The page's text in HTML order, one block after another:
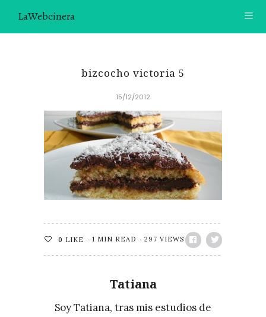
LaWebcinera
CONTACTO
SOBRE MÍ
¿TE GUSTARÍA UNIRTE A NUESTRA AVENTURA GASTRON
ÚNETE A LA NEWSLETTER
bizcocho victoria 5
15/12/2012
0 LIKE 1 MIN READ 297 VIEWS
Tatiana
Soy Tatiana, tras mis estudios de